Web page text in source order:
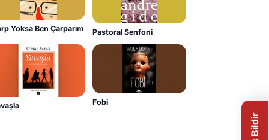
Yoksa Ben Çarparım Pastoral Senfoni
Fobi